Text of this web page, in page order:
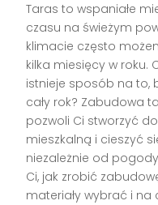
Taras to wspaniałe
czasu na świeżym
klimacie często
kilka miesięcy w roku.
istnieje sposób na to,
cały rok? Zabudowa
pozwoli Ci stworzyć
mieszkalną i cieszyć
niezależnie od
Ci, jak zrobić
materiały wybrać i